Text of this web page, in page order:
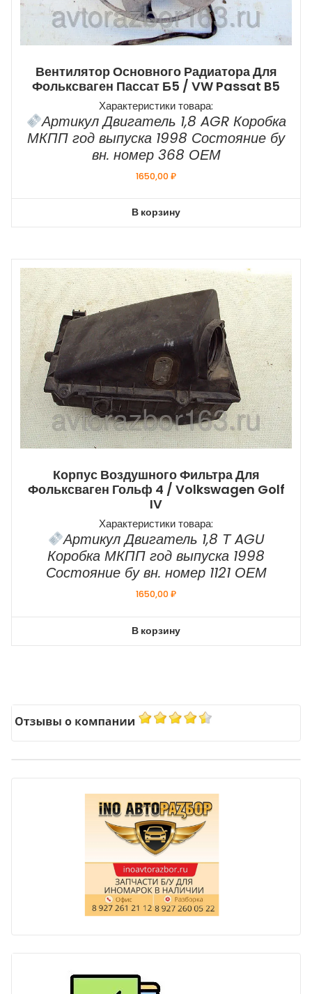
Вентилятор Основного Радиатора Для
Фольксваген Пассат Б5 / VW Passat B5
Характеристики товара:
Артикул Двигатель 1,8 AGR Коробка
МКПП год выпуска 1998 Состояние бу
вн. номер 368 ОЕМ
1650,00₽
В корзину
Корпус Воздушного Фильтра Для
Фольксваген Гольф 4 / Volkswagen Golf
IV
Характеристики товара:
Артикул Двигатель 1,8 Т AGU
Коробка МКПП год выпуска 1998
Состояние бу вн. номер 1121 ОЕМ
1650,00₽
В корзину